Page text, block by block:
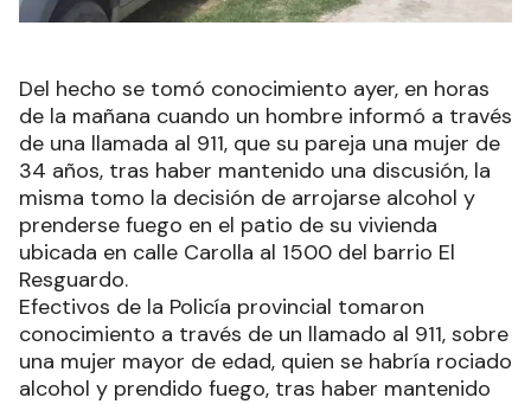
Del hecho se tomó conocimiento ayer, en horas
de la mañana cuando un hombre informó a través
de una llamada al 911, que su pareja una mujer de
34 años, tras haber mantenido una discusión, la
misma tomo la decisión de arrojarse alcohol y
prenderse fuego en el patio de su vivienda
ubicada en calle Carolla al 1500 del barrio El
Resguardo.
Efectivos de la Policía provincial tomaron
conocimiento a través de un llamado al 911, sobre
una mujer mayor de edad, quien se habría rociado
alcohol y prendido fuego, tras haber mantenido